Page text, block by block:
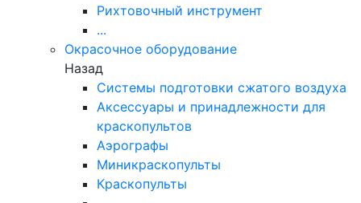
Рихтовочный инструмент
...
Окрасочное оборудование
Назад
Системы подготовки сжатого воздуха
Аксессуары и принадлежности для
краскопультов
Аэрографы
Миникраскопульты
Краскопульты